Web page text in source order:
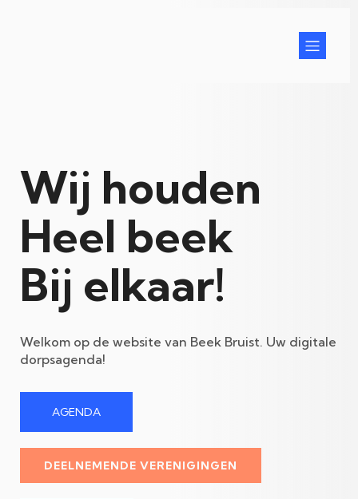
Wij houden
Heel beek
Bij elkaar!
Welkom op de website van Beek Bruist. Uw digitale
dorpsagenda!
AGENDA
DEELNEMENDE VERENIGINGEN